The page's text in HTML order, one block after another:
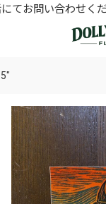
てお問い合わせく